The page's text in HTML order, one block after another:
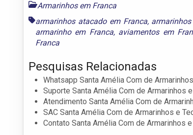
Armarinhos em Franca
armarinhos atacado em Franca,
armarinho em Franca, aviamentos em
Franca
Pesquisas Relacionadas
Whatsapp Santa Amélia Com de
Suporte Santa Amélia Com de Armarinhos
Atendimento Santa Amélia Com de
SAC Santa Amélia Com de Armarinhos e
Contato Santa Amélia Com de Armarinhos